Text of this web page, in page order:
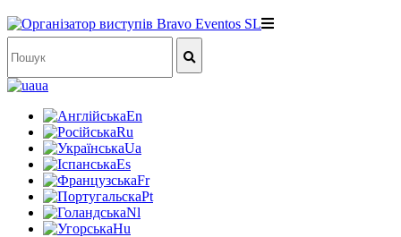
ua
En
Ru
Ua
Es
Fr
Pt
Nl
Hu